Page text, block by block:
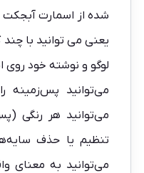
یعنی می توانید با
لوگو و نوشته خود روی
می‌توانید پس‌زمینه
می‌توانید هر رنگی
تنظیم یا حذف
می‌توانید به معنای